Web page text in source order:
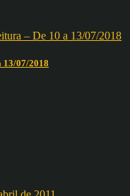
13/07/2018